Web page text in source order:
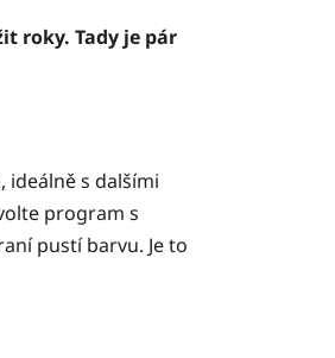
roky. Tady je pár
, ideálně s dalšími
program s
pustí barvu. Je to